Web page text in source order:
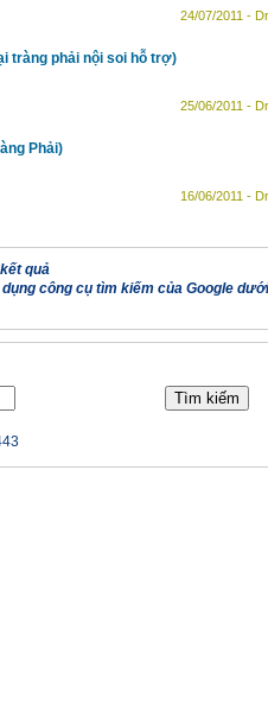
24/07/2011 -
tràng phải nội soi hỗ trợ)
25/06/2011 -
Phải)
16/06/2011 -
quả
công cụ tìm kiếm của Google dưới